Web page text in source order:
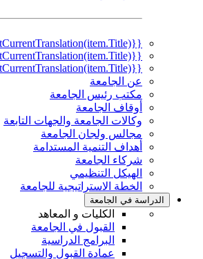
{{mmc.getCurrentTranslation(item.Title)}}
{{mmc.getCurrentTranslation(item.Title)}}
{{mmc.getCurrentTranslation(item.Title)}}
عن الجامعة
مكتب رئيس الجامعة
أوقاف الجامعة
وكالات الجامعة والجهات التابعة
مجالس ولجان الجامعة
أهداف التنمية المستدامة
شركاء الجامعة
الهيكل التنظيمي
الخطة الاستراتيجية للجامعة
الدراسة في الجامعة
الكليات و المعاهد
القبول في الجامعة
البرامج الدراسية
عمادة القبول والتسجيل